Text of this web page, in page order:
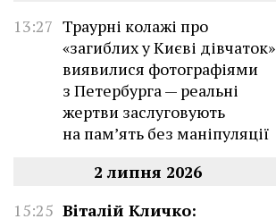
13:27 Траурні колажі про
«загиблих у Києві дівчаток»
виявилися фотографіями
з Петербурга — реальні
жертви заслуговують
на пам’ять без маніпуляції
2 липня 2026
15:25 Віталій Кличко: